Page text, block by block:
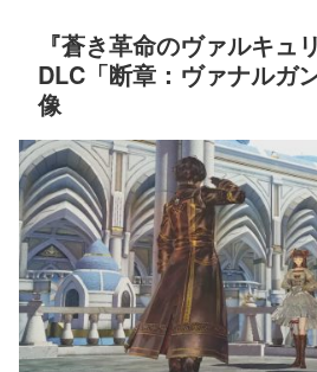
『蒼き革命のヴァルキュ
DLC「断章：ヴァナルガ
像